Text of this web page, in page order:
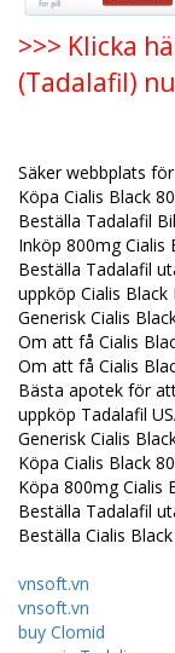
>>> Klicka
(Tadalafil)
Säker webbplats
Köpa Cialis Black
Beställa Tadalafil
Inköp 800mg Cialis
Beställa Tadalafil
uppköp Cialis Black
Generisk Cialis
Om att få Cialis
Om att få Cialis
Bästa apotek för
uppköp Tadalafil
Generisk Cialis
Köpa Cialis Black
Köpa 800mg Cialis
Beställa Tadalafil
Beställa Cialis
vnsoft.vn
vnsoft.vn
buy Clomid